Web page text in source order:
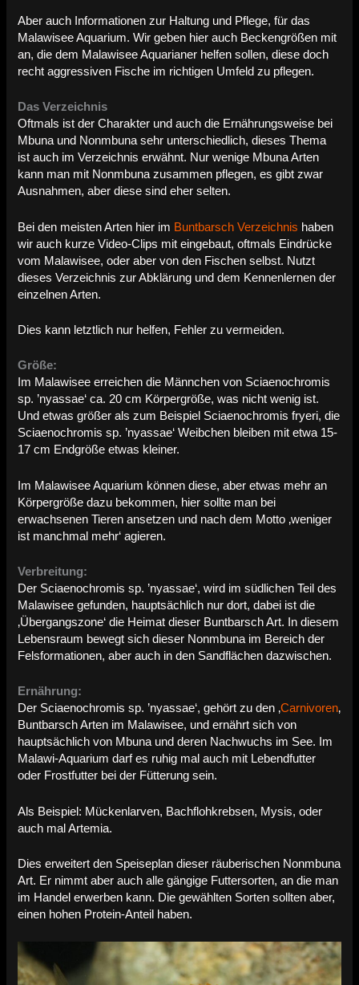
Aber auch Informationen zur Haltung und Pflege, für das
Malawisee Aquarium. Wir geben hier auch Beckengrößen mit
an, die dem Malawisee Aquarianer helfen sollen, diese doch
recht aggressiven Fische im richtigen Umfeld zu pflegen.
Das Verzeichnis
Oftmals ist der Charakter und auch die Ernährungsweise bei
Mbuna und Nonmbuna sehr unterschiedlich, dieses Thema
ist auch im Verzeichnis erwähnt. Nur wenige Mbuna Arten
kann man mit Nonmbuna zusammen pflegen, es gibt zwar
Ausnahmen, aber diese sind eher selten.
Bei den meisten Arten hier im Buntbarsch Verzeichnis haben
wir auch kurze Video-Clips mit eingebaut, oftmals Eindrücke
vom Malawisee, oder aber von den Fischen selbst. Nutzt
dieses Verzeichnis zur Abklärung und dem Kennenlernen der
einzelnen Arten.
Dies kann letztlich nur helfen, Fehler zu vermeiden.
Größe:
Im Malawisee erreichen die Männchen von Sciaenochromis
sp. ’nyassae‘ ca. 20 cm Körpergröße, was nicht wenig ist.
Und etwas größer als zum Beispiel Sciaenochromis fryeri, die
Sciaenochromis sp. ’nyassae‘ Weibchen bleiben mit etwa 15-
17 cm Endgröße etwas kleiner.
Im Malawisee Aquarium können diese, aber etwas mehr an
Körpergröße dazu bekommen, hier sollte man bei
erwachsenen Tieren ansetzen und nach dem Motto ‚weniger
ist manchmal mehr‘ agieren.
Verbreitung:
Der Sciaenochromis sp. ’nyassae‘, wird im südlichen Teil des
Malawisee gefunden, hauptsächlich nur dort, dabei ist die
‚Übergangszone‘ die Heimat dieser Buntbarsch Art. In diesem
Lebensraum bewegt sich dieser Nonmbuna im Bereich der
Felsformationen, aber auch in den Sandflächen dazwischen.
Ernährung:
Der Sciaenochromis sp. ’nyassae‘, gehört zu den ‚Carnivoren‚
Buntbarsch Arten im Malawisee, und ernährt sich von
hauptsächlich von Mbuna und deren Nachwuchs im See. Im
Malawi-Aquarium darf es ruhig mal auch mit Lebendfutter
oder Frostfutter bei der Fütterung sein.
Als Beispiel: Mückenlarven, Bachflohkrebsen, Mysis, oder
auch mal Artemia.
Dies erweitert den Speiseplan dieser räuberischen Nonmbuna
Art. Er nimmt aber auch alle gängige Futtersorten, an die man
im Handel erwerben kann. Die gewählten Sorten sollten aber,
einen hohen Protein-Anteil haben.